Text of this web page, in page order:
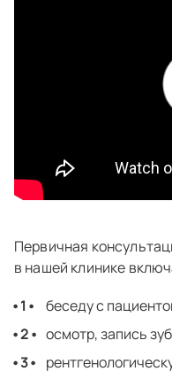
Первичная
в нашей клинике
беседу с
осмотр, запись